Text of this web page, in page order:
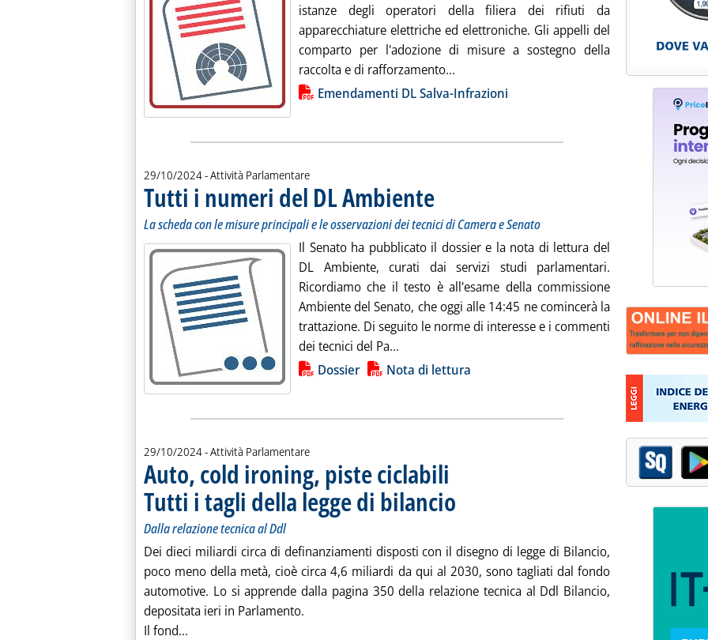
istanze degli operatori della filiera dei rifiuti da
apparecchiature elettriche ed elettroniche. Gli appelli del
comparto per l'adozione di misure a sostegno della
raccolta e di rafforzamento...
Lista allegati PDF alla notiziaEmendamenti DL Salva-Infrazioni
29/10/2024- Attività Parlamentare
Tutti i numeri del DL Ambiente . Sottotitolo: La scheda con le misure principali e le osservazioni dei
La scheda con le misure principali e le osservazioni dei tecnici di Camera e Senato
Il Senato ha pubblicato il dossier e la nota di lettura del
DL Ambiente, curati dai servizi studi parlamentari.
Ricordiamo che il testo è all'esame della commissione
Ambiente del Senato, che oggi alle 14:45 ne comincerà la
trattazione. Di seguito le norme di interesse e i commenti
dei tecnici del Pa... Leggi tutta la notizia: 'Tutti i numeri del DL Ambiente'
Lista allegati PDF alla notizia
Dossier Nota di lettura
29/10/2024- Attività Parlamentare
Auto, cold ironing, piste ciclabili
Tutti i tagli della legge di bilancio
Dalla relazione tecnica al Ddl
Dei dieci miliardi circa di definanziamenti disposti con il disegno di legge di Bilancio,
poco meno della metà, cioè circa 4,6 miliardi da qui al 2030, sono tagliati dal fondo
automotive. Lo si apprende dalla pagina 350 della relazione tecnica al Ddl Bilancio,
depositata ieri in Parlamento.
Il fond... Leggi tutta la notizia: 'Auto, cold ironing, piste ciclabili . Tutti i tagli della legge di bilancio'